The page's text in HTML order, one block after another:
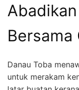
Bersama
Danau Toba
untuk merakam